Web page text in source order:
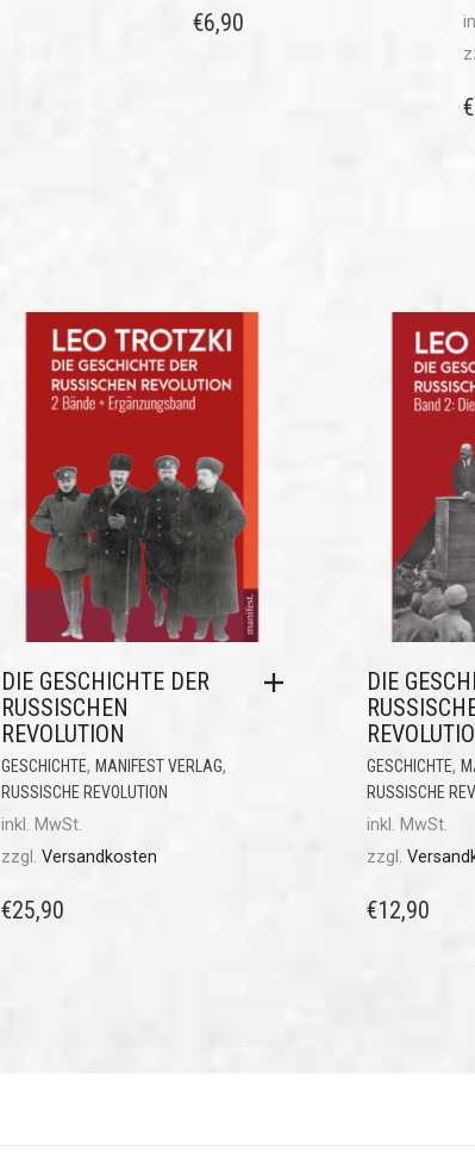
€6,90
€
DIE GESCHICHTE DER
RUSSISCHEN
REVOLUTION
GESCHICHTE, MANIFEST VERLAG,
RUSSISCHE REVOLUTION
inkl. MwSt.
zzgl. Versandkosten
€25,90
DIE
GESCHICHTE,
RUSSISCHE
inkl. MwSt.
zzgl.
€12,90